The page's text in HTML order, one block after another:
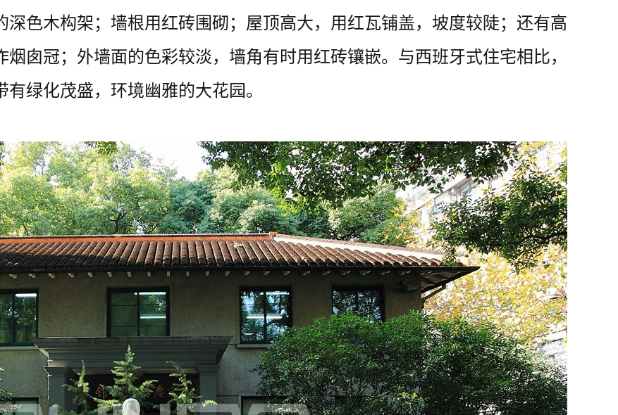
色木构架；墙根用红砖围砌；屋顶高大，用红瓦铺盖，坡度较陡；还有高
囱冠；外墙面的色彩较淡，墙角有时用红砖镶嵌。与西班牙式住宅相比，
绿化茂盛，环境幽雅的大花园。